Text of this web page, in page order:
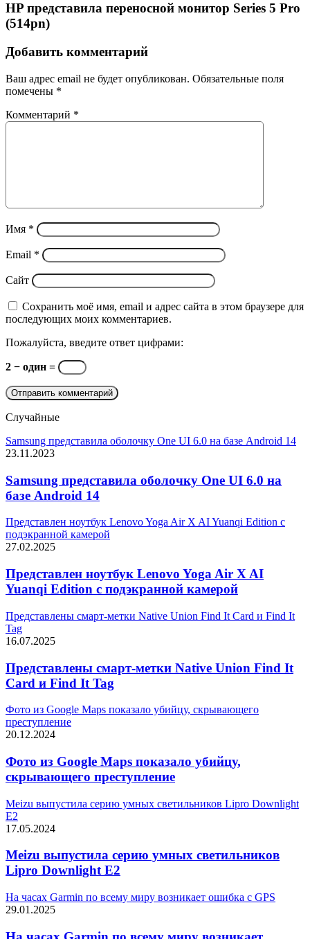
HP представила переносной монитор Series 5 Pro
(514pn)
Добавить комментарий
Ваш адрес email не будет опубликован. Обязательные поля
помечены *
Комментарий *
Имя *
Email *
Сайт
Сохранить моё имя, email и адрес сайта в этом браузере для
последующих моих комментариев.
Пожалуйста, введите ответ цифрами:
2 − один =
Случайные
Samsung представила оболочку One UI 6.0 на базе Android 14
23.11.2023
Samsung представила оболочку One UI 6.0 на
базе Android 14
Представлен ноутбук Lenovo Yoga Air X AI Yuanqi Edition с
подэкранной камерой
27.02.2025
Представлен ноутбук Lenovo Yoga Air X AI
Yuanqi Edition с подэкранной камерой
Представлены смарт-метки Native Union Find It Card и Find It
Tag
16.07.2025
Представлены смарт-метки Native Union Find It
Card и Find It Tag
Фото из Google Maps показало убийцу, скрывающего
преступление
20.12.2024
Фото из Google Maps показало убийцу,
скрывающего преступление
Meizu выпустила серию умных светильников Lipro Downlight
E2
17.05.2024
Meizu выпустила серию умных светильников
Lipro Downlight E2
На часах Garmin по всему миру возникает ошибка с GPS
29.01.2025